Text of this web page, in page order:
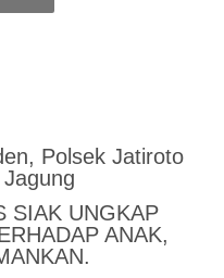
Polsek Jatiroto
SIAK UNGKAP
ANAK,